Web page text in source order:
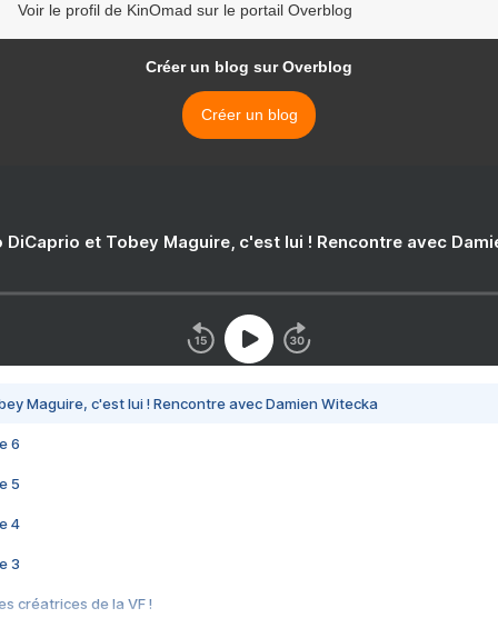
Voir le profil de KinOmad sur le portail Overblog
Créer un blog sur Overblog
Créer un blog
DiCaprio et Tobey Maguire, c'est lui ! Rencontre avec
Maguire, c'est lui ! Rencontre avec Damien Witecka
6
5
4
3
créatrices de la VF !